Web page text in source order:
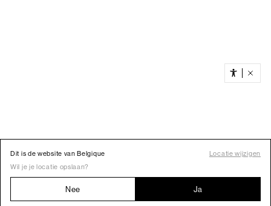
Dit is de website van Belgique
Locatie wijzigen
Wil je je locatie opslaan?
Nee Ja